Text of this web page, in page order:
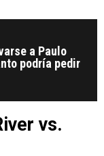
a Paulo
podría pedir
vs.